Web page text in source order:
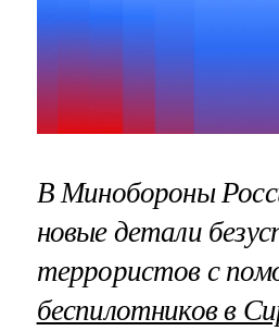
В Минобороны
новые детали
террористов с
беспилотников в